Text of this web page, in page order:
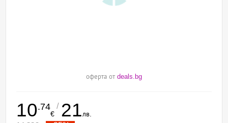
оферта от deals.bg
10.74
€
/ 21лв.